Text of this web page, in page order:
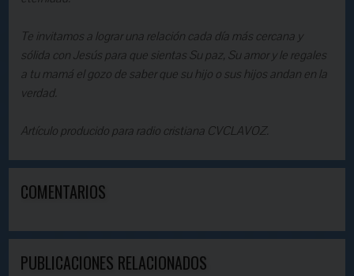
Te invitamos a lograr una relación cada día más cercana y
sólida con Jesús para que sientas Su paz, Su amor y le regales
a tu mamá el gozo de saber que su hijo o sus hijos andan en la
verdad.
Artículo producido para radio cristiana CVCLAVOZ.
COMENTARIOS
PUBLICACIONES RELACIONADOS